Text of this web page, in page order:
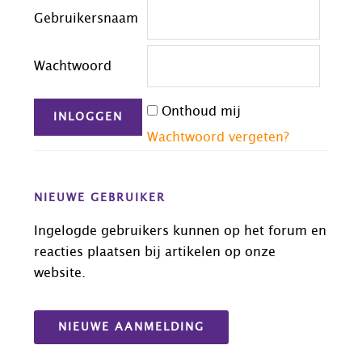
Gebruikersnaam
Wachtwoord
Onthoud mij
Wachtwoord vergeten?
NIEUWE GEBRUIKER
Ingelogde gebruikers kunnen op het forum en
reacties plaatsen bij artikelen op onze
website.
NIEUWE AANMELDING